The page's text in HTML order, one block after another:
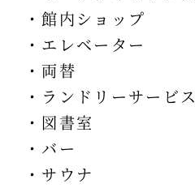
・館内ショップ
・エレベーター
・両替
・ランドリーサービス
・図書室
・バー
・サウナ